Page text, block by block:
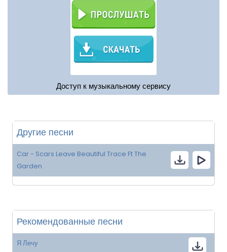
Доступ к музыкальному сервису
Другие песни
Car - Scars Leave Beautiful Trace Ft The
Garden
Рекомендованные песни
Я Лечу